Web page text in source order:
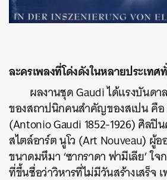
ละครเพลงที่โด่งดังในหลายประเทศ
ผลงานชุด Gaudi ได้แรงบันดา
ของสถาปนิกคนสำคัญของสเปน คื
(Antonio Gaudi 1852-1926) ศิล
สไตล์อาร์ต นูโว (Art Nouveau) ผู้
ขนาดมหึมา ‘ซากราดา ฟามีเลีย’ ใจ
ที่ขึ้นชื่อว่าวิหารที่ไม่มีวันสร้างเสร็จ